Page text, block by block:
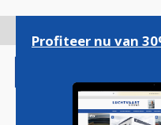
gaan
Profiteer nu van